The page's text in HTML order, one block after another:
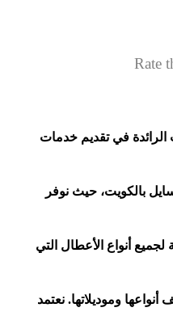
Rate
في تقديم خدمات
بالكويت، حيث نوفر
لجميع أنواع الأعطال التي
وموديلاتها. نعتمد